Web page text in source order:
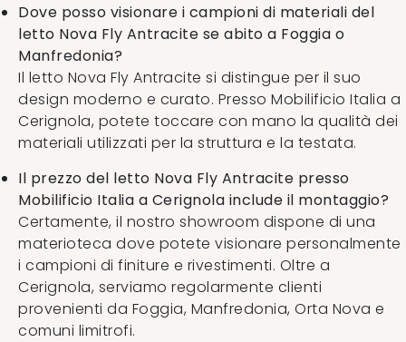
Dove posso visionare i campioni di materiali del
letto Nova Fly Antracite se abito a Foggia o
Manfredonia?
Il letto Nova Fly Antracite si distingue per il suo
design moderno e curato. Presso Mobilificio Italia a
Cerignola, potete toccare con mano la qualità dei
materiali utilizzati per la struttura e la testata.
Il prezzo del letto Nova Fly Antracite presso
Mobilificio Italia a Cerignola include il montaggio?
Certamente, il nostro showroom dispone di una
materioteca dove potete visionare personalmente
i campioni di finiture e rivestimenti. Oltre a
Cerignola, serviamo regolarmente clienti
provenienti da Foggia, Manfredonia, Orta Nova e
comuni limitrofi.